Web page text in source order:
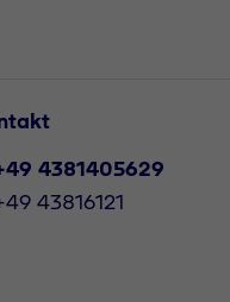
4381405629
43816121